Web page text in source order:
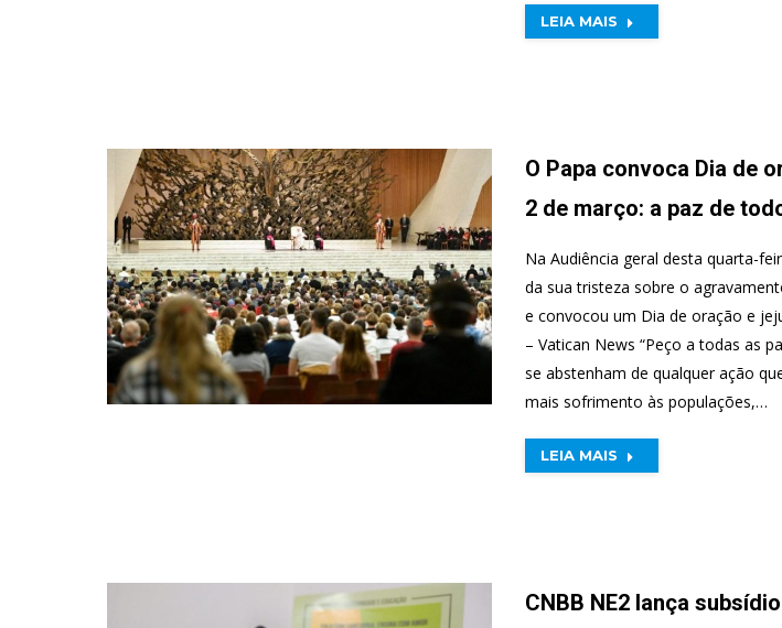
LEIA MAIS
O Papa convoca Dia de
2 de março: a paz de
Na Audiência geral desta quarta-
da sua tristeza sobre o
e convocou um Dia de oração e
– Vatican News “Peço a todas as
se abstenham de qualquer ação
mais sofrimento às populações,…
LEIA MAIS
CNBB NE2 lança